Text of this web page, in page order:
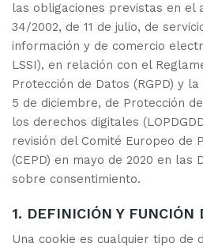
las obligaciones previstas en el
34/2002, de 11 de julio, de
información y de comercio
LSSI), en relación con el
Protección de Datos (RGPD) y
5 de diciembre, de Protección
los derechos digitales
revisión del Comité Europeo de
(CEPD) en mayo de 2020 en las
sobre consentimiento.
1. DEFINICIÓN Y FUNCIÓN
Una cookie es cualquier tipo de